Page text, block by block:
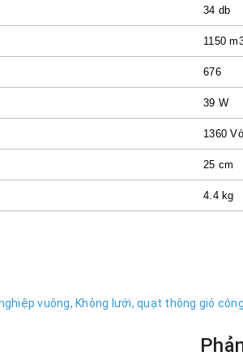
34 db
1150
676
39 W
1360
25 cm
4.4 kg
vuông, Không lưới, quạt thông gió